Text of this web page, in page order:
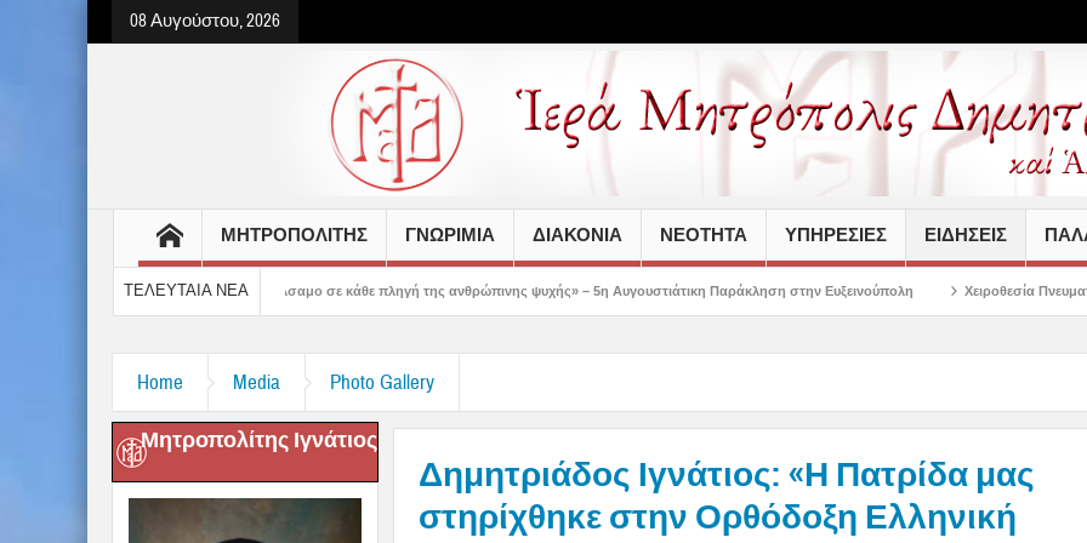
08 Αυγούστου, 2026
ΜΗΤΡΟΠΟΛΙΤΗΣ ΓΝΩΡΙΜΙΑ ΔΙΑΚΟΝΙΑ ΝΕΟΤΗΤΑ ΥΠΗΡΕΣΙΕΣ ΕΙΔΗΣΕΙΣ
ΤΕΛΕΥΤΑΙΑ ΝΕΑ
και δίνει βάλσαμο σε κάθε πληγή της ανθρώπινης ψυχής» – 5η Αυγουστιάτικη Παράκληση στην Ευξεινούπολη Χειροθεσία Πνευματικού και Οικονόμου στις
Home Media Photo Gallery
Μητροπολίτης Ιγνάτιος
Δημητριάδος Ιγνάτιος: «Η Πατρίδα μας
στηρίχθηκε στην Ορθόδοξη Ελληνική